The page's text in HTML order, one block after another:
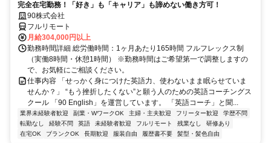
完全在宅勤務！「好き」も「キャリア」も諦めない働き方可！
90株式会社
フルリモート
月給304,000円以上
勤務時間詳細 総労働時間：1ヶ月あたり165時間 フルフレックス制
（実働8時間・休憩1時間） ※勤務時間はご希望第一で調整しますの
で、お気軽にご相談ください。
仕事内容 「せっかく身につけた英語力、使わないまま眠らせていま
せんか？」 “もう挫折したくない”と願う人のための英語コーチングス
クール 「90 English」を運営しています。 「英語コーチ」と聞...
業界未経験者歓迎 副業・WワークOK 主婦・主夫歓迎 フリーター歓迎
学歴不問
転勤なし
経験不問 英語 未経験者歓迎 フルリモート 残業なし
研修あり
在宅OK
ブランクOK 長期歓迎 服装自由 履歴書不要 髪型・髪色自由